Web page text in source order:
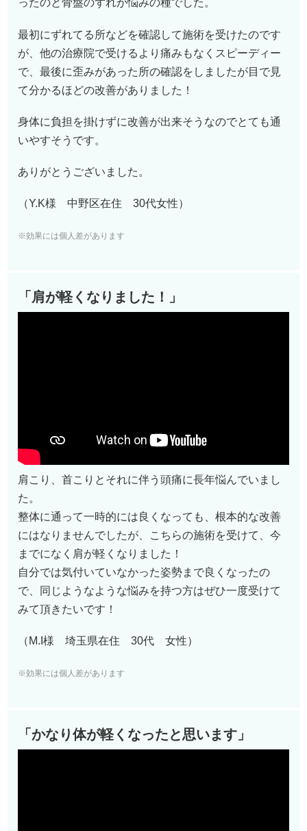
ったのと骨盤のずれが悩みの種でした。
最初にずれてる所などを確認して施術を受けたのです
が、他の治療院で受けるより痛みもなくスピーディー
で、最後に歪みがあった所の確認をしましたが目で見
て分かるほどの改善がありました！
身体に負担を掛けずに改善が出来そうなのでとても通
いやすそうです。
ありがとうございました。
（Y.K様 中野区在住 30代女性）
※効果には個人差があります
「肩が軽くなりました！」
肩こり、首こりとそれに伴う頭痛に長年悩んでいまし
た。
整体に通って一時的には良くなっても、根本的な改善
にはなりませんでしたが、こちらの施術を受けて、今
までになく肩が軽くなりました！
自分では気付いていなかった姿勢まで良くなったの
で、同じようなような悩みを持つ方はぜひ一度受けて
みて頂きたいです！
（M.I様 埼玉県在住 30代 女性）
※効果には個人差があります
「かなり体が軽くなったと思います」